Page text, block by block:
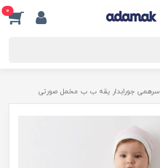
0
سرهمی جورابدار یقه ب ب مخمل صورتی